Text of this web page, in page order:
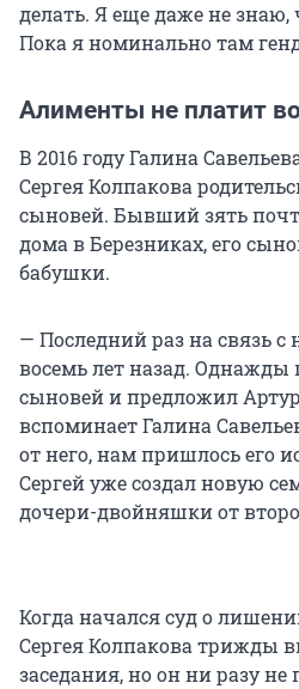
делать. Я еще даже не знаю,
Пока я номинально там
Алименты не платит
В 2016 году Галина
Сергея Колпакова
сыновей. Бывший зять
дома в Березниках, его
бабушки.
— Последний раз на связь
восемь лет назад. Однажды
сыновей и предложил
вспоминает Галина
от него, нам пришлось его
Сергей уже создал новую
дочери-двойняшки от
Когда начался суд о
Сергея Колпакова трижды
заседания, но он ни разу не